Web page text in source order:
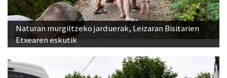
Naturan murgiltzeko jarduerak, Leizaran Bisitarien
Etxearen eskutik